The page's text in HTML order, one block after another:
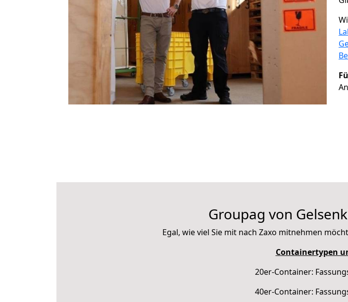
Groupag von
Egal, wie viel Sie mit nach Zaxo mitnehmen
Containertypen
20er-Container:
40er-Container: